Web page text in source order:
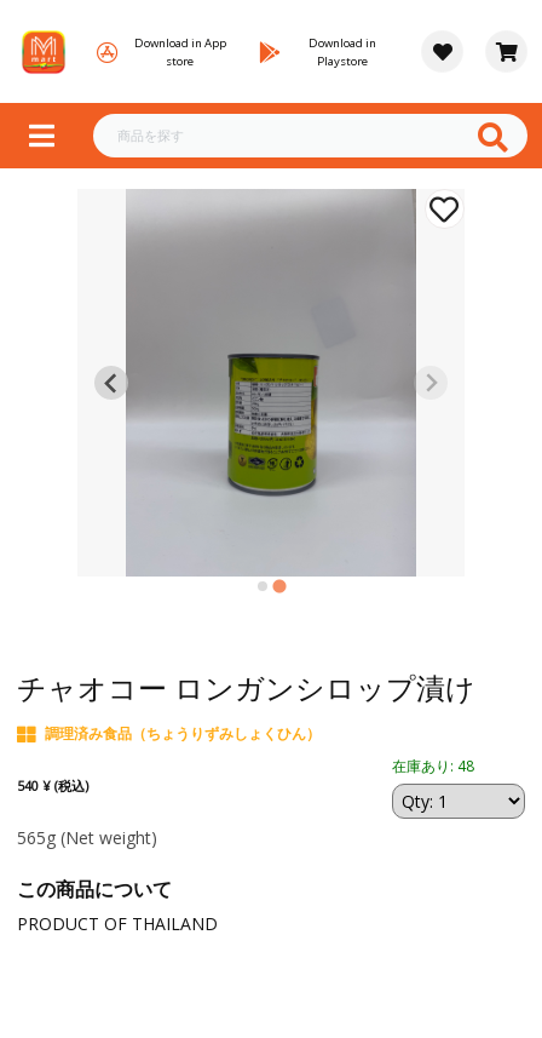
Download in App
store
Download in
Playstore
チャオコー ロンガンシロップ漬け
調理済み食品（ちょうりずみしょくひん）
540 ¥ (税込)
在庫あり: 48
565g (Net weight)
この商品について
PRODUCT OF THAILAND